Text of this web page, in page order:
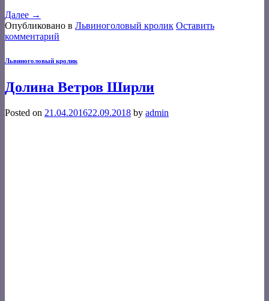
Далее →
Опубликовано в Львиноголовый кролик Оставить
комментарий
Львиноголовый кролик
Долина Ветров Ширли
Posted on 21.04.201622.09.2018 by admin